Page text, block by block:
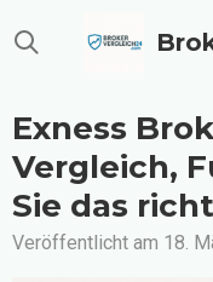
Hauptinhalt
Exness
Vergleich,
Sie das
Veröffentlicht am 18.